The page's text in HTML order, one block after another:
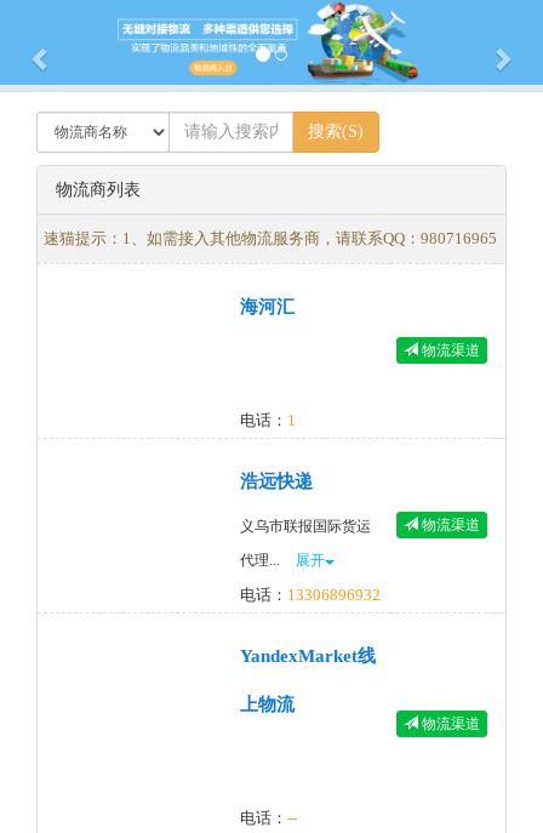
Previous
物流商列表
速猫提示：1、如需接入其他物流服务商，请联系QQ：980716965
海河汇
电话： 1
物流渠道
浩远快递
义乌市联报国际货运
代理...
展开
电话： 13306896932
物流渠道
YandexMarket线
上物流
电话： --
物流渠道